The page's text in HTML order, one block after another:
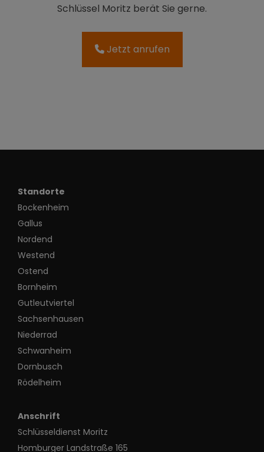
Schlüssel Moritz berät Sie gerne.
Jetzt anrufen
Standorte
Bockenheim
Gallus
Nordend
Westend
Ostend
Bornheim
Gutleutviertel
Sachsenhausen
Niederrad
Schwanheim
Dornbusch
Rödelheim
Anschrift
Schlüsseldienst Moritz
Homburger Landstraße 165